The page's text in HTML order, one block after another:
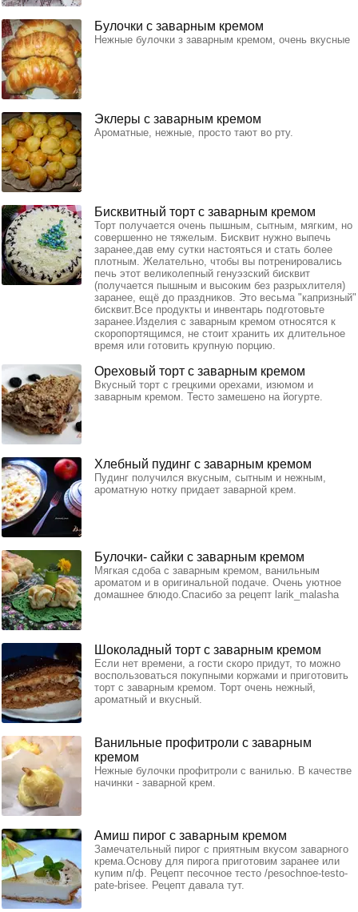
Булочки с заварным кремом
Нежные булочки з заварным кремом, очень вкусные
Эклеры с заварным кремом
Ароматные, нежные, просто тают во рту.
Бисквитный торт с заварным кремом
Торт получается очень пышным, сытным, мягким, но
совершенно не тяжелым. Бисквит нужно выпечь
заранее,дав ему сутки настояться и стать более
плотным. Желательно, чтобы вы потренировались
печь этот великолепный генуэзский бисквит
(получается пышным и высоким без разрыхлителя)
заранее, ещё до праздников. Это весьма "капризный"
бисквит.Все продукты и инвентарь подготовьте
заранее.Изделия с заварным кремом относятся к
скоропортящимся, не стоит хранить их длительное
время или готовить крупную порцию.
Ореховый торт с заварным кремом
Вкусный торт с грецкими орехами, изюмом и
заварным кремом. Тесто замешено на йогурте.
Хлебный пудинг с заварным кремом
Пудинг получился вкусным, сытным и нежным,
ароматную нотку придает заварной крем.
Булочки- сайки с заварным кремом
Мягкая сдоба с заварным кремом, ванильным
ароматом и в оригинальной подаче. Очень уютное
домашнее блюдо.Спасибо за рецепт larik_malasha
Шоколадный торт с заварным кремом
Если нет времени, а гости скоро придут, то можно
воспользоваться покупными коржами и приготовить
торт с заварным кремом. Торт очень нежный,
ароматный и вкусный.
Ванильные профитроли с заварным
кремом
Нежные булочки профитроли с ванилью. В качестве
начинки - заварной крем.
Амиш пирог с заварным кремом
Замечательный пирог с приятным вкусом заварного
крема.Основу для пирога приготовим заранее или
купим п/ф. Рецепт песочное тесто /pesochnoe-testo-
pate-brisee. Рецепт давала тут.